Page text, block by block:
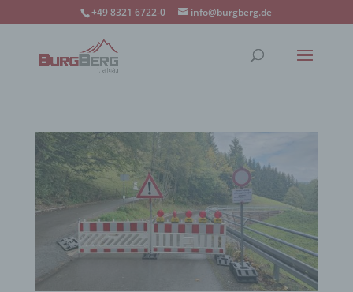
+49 8321 6722-0 info@burgberg.de